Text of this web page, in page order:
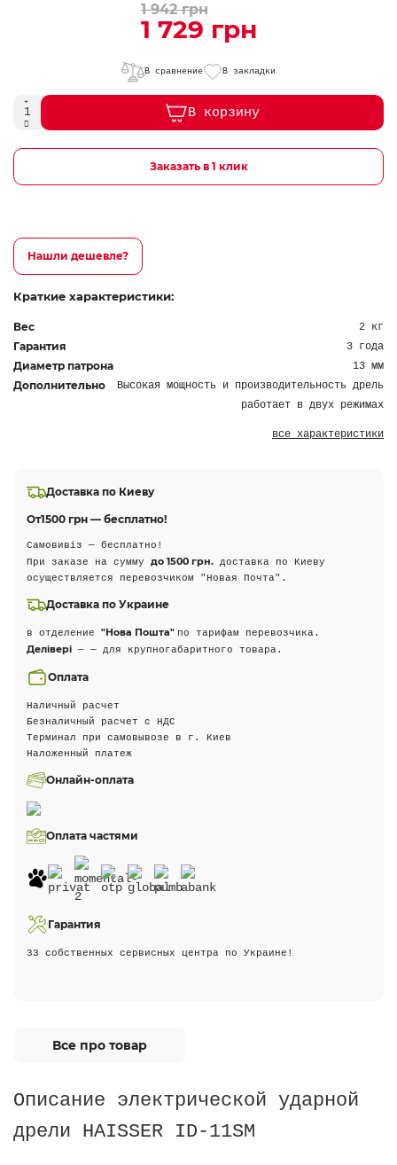
1 942 грн
1 729 грн
В сравнение В закладки
В корзину
Заказать в 1 клик
Нашли дешевле?
Краткие характеристики:
Вес 2 кг
Гарантия 3 года
Диаметр патрона 13 мм
Дополнительно
Высокая мощность и производительность дрель
работает в двух режимах
все характеристики
Доставка по Киеву
От1500 грн — бесплатно!
Самовивіз — бесплатно!
При заказе на сумму до 1500 грн. доставка по Киеву
осуществляется перевозчиком "Новая Почта".
Доставка по Украине
в отделение "Нова Пошта" по тарифам перевозчика.
Делівері — — для крупногабаритного товара.
Оплата
Наличный расчет
Безналичный расчет с НДС
Терминал при самовывозе в г. Киев
Наложенный платеж
Онлайн-оплата
Оплата частями
Гарантия
33 собственных сервисных центра по Украине!
Все про товар
Описание электрической ударной
дрели HAISSER ID-11SM